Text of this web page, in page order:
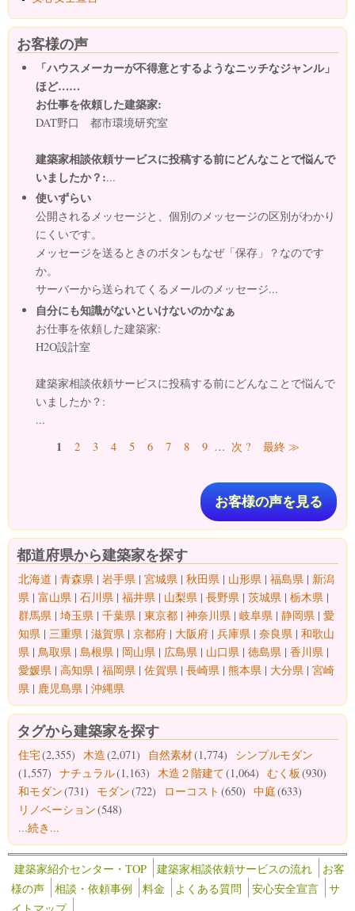
お客様の声
「ハウスメーカーが不得意とするようなニッチなジャンル」
ほど……
お仕事を依頼した建築家:
DAT野口 都市環境研究室
建築家相談依頼サービスに投稿する前にどんなことで悩んで
いましたか？:...
使いずらい
公開されるメッセージと、個別のメッセージの区別がわかり
にくいです。
メッセージを送るときのボタンもなぜ「保存」？なのです
か。
サーバーから送られてくるメールのメッセージ...
自分にも知識がないといけないのかなぁ
お仕事を依頼した建築家:
H2O設計室
建築家相談依頼サービスに投稿する前にどんなことで悩んで
いましたか？:
...
ページ1 2 3 4 5 6 7 8 9 … 次 ? 最終 ≫
お客様の声を見る
都道府県から建築家を探す
北海道 | 青森県 | 岩手県 | 宮城県 | 秋田県 | 山形県 | 福島県 | 新潟
県 | 富山県 | 石川県 | 福井県 | 山梨県 | 長野県 | 茨城県 | 栃木県 |
群馬県 | 埼玉県 | 千葉県 | 東京都 | 神奈川県 | 岐阜県 | 静岡県 | 愛
知県 | 三重県 | 滋賀県 | 京都府 | 大阪府 | 兵庫県 | 奈良県 | 和歌山
県 | 鳥取県 | 島根県 | 岡山県 | 広島県 | 山口県 | 徳島県 | 香川県 |
愛媛県 | 高知県 | 福岡県 | 佐賀県 | 長崎県 | 熊本県 | 大分県 | 宮崎
県 | 鹿児島県 | 沖縄県
タグから建築家を探す
住宅(2,355) 木造(2,071) 自然素材(1,774)
シンプルモダン
(1,557) ナチュラル(1,163) 木造２階建て(1,064) むく板 (930)
和モダン(731) モダン(722) ローコスト (650) 中庭(633)
リノベーション(548)
...続き...
建築家紹介センター・TOP 建築家相談依頼サービスの流れ
お客
様の声
相談・依頼事例 料金 よくある質問 安心安全宣言
サ